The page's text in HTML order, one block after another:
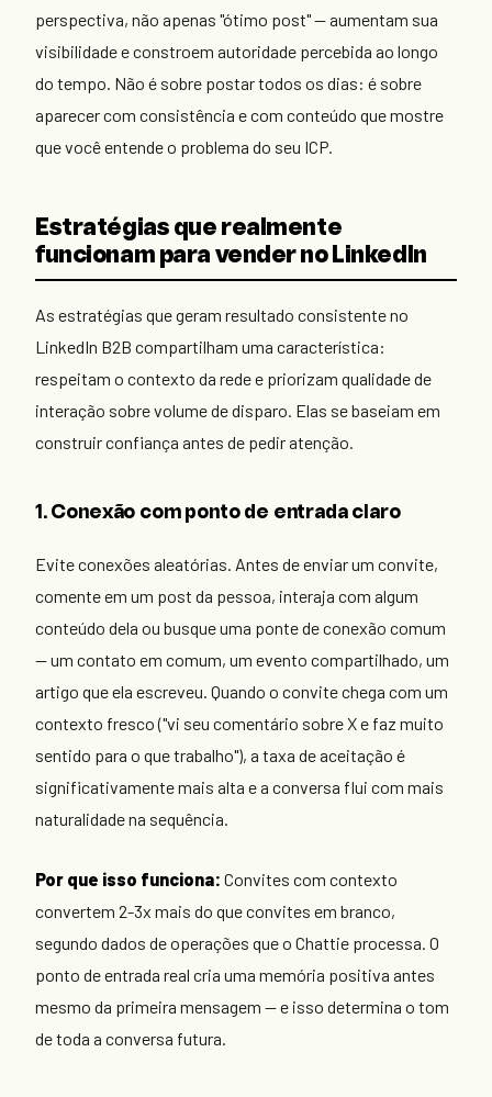
perspectiva, não apenas "ótimo post" — aumentam sua
visibilidade e constroem autoridade percebida ao longo
do tempo. Não é sobre postar todos os dias: é sobre
aparecer com consistência e com conteúdo que mostre
que você entende o problema do seu ICP.
Estratégias que realmente
funcionam para vender no LinkedIn
As estratégias que geram resultado consistente no
LinkedIn B2B compartilham uma característica:
respeitam o contexto da rede e priorizam qualidade de
interação sobre volume de disparo. Elas se baseiam em
construir confiança antes de pedir atenção.
1. Conexão com ponto de entrada claro
Evite conexões aleatórias. Antes de enviar um convite,
comente em um post da pessoa, interaja com algum
conteúdo dela ou busque uma ponte de conexão comum
— um contato em comum, um evento compartilhado, um
artigo que ela escreveu. Quando o convite chega com um
contexto fresco ("vi seu comentário sobre X e faz muito
sentido para o que trabalho"), a taxa de aceitação é
significativamente mais alta e a conversa flui com mais
naturalidade na sequência.
Por que isso funciona: Convites com contexto
convertem 2-3x mais do que convites em branco,
segundo dados de operações que o Chattie processa. O
ponto de entrada real cria uma memória positiva antes
mesmo da primeira mensagem — e isso determina o tom
de toda a conversa futura.